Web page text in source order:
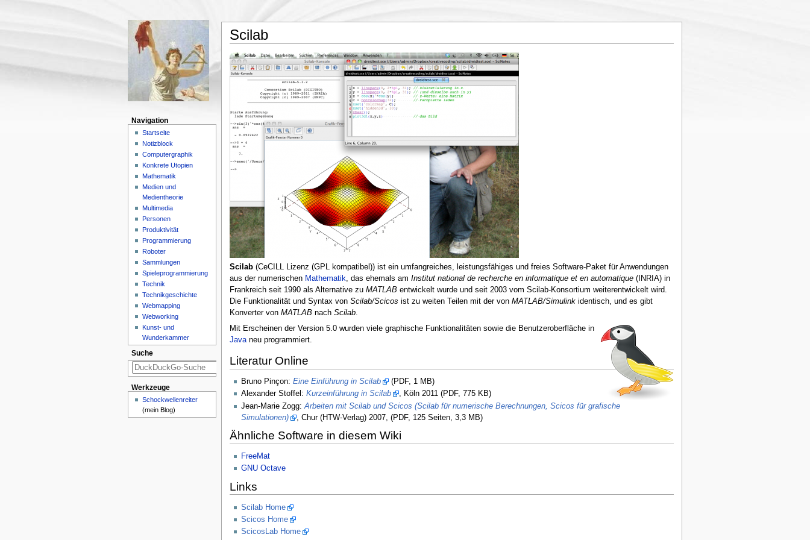
Scilab
Scilab(CeCILL Lizenz (GPL kompatibel)) ist ein umfangreiches, leistungsfähiges und freies Software-Paket für Anwendungen
aus der numerischen Mathematik, das ehemals am Institut national de recherche en informatique et en automatique(INRIA) in
Frankreich seit 1990 als Alternative zu MATLABentwickelt wurde und seit 2003 vom Scilab-Konsortium weiterentwickelt wird.
Die Funktionalität und Syntax von Scilab/Scicos ist zu weiten Teilen mit der von MATLAB/Simulinkidentisch, und es gibt
Konverter von MATLABnach Scilab.
Mit Erscheinen der Version 5.0 wurden viele graphische Funktionalitäten sowie die Benutzeroberfläche in
Javaneu programmiert.
Literatur Online
Bruno Pinçon: Eine Einführung in Scilab
(PDF, 1 MB)
Alexander Stoffel: Kurzeinführung in Scilab
, Köln 2011 (PDF, 775 KB)
Jean-Marie Zogg: Arbeiten mit Scilab und Scicos (Scilab für numerische Berechnungen, Scicos für grafische
Simulationen)
, Chur (HTW-Verlag) 2007, (PDF, 125 Seiten, 3,3 MB)
Ähnliche Software in diesem Wiki
FreeMat
GNU Octave
Links
Scilab Home
Scicos Home
ScicosLab Home
Navigation
Startseite
Notizblock
Computergraphik
Konkrete Utopien
Mathematik
Medien und
Medientheorie
Multimedia
Personen
Produktivität
Programmierung
Roboter
Sammlungen
Spieleprogrammierung
Technik
Technikgeschichte
Webmapping
Webworking
Kunst- und
Wunderkammer
Suche
Werkzeuge
Schockwellenreiter
(mein Blog)